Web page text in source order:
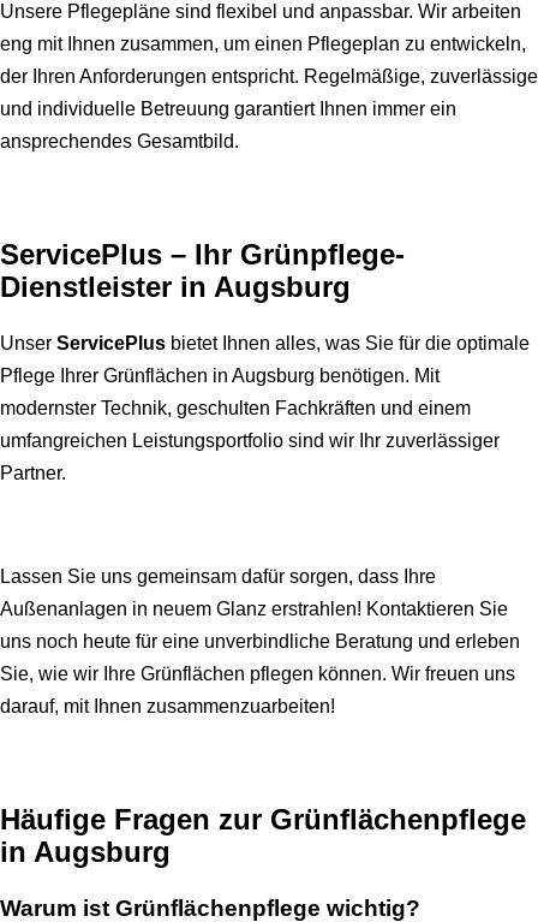
Unsere Pflegepläne sind flexibel und anpassbar. Wir arbeiten
eng mit Ihnen zusammen, um einen Pflegeplan zu entwickeln,
der Ihren Anforderungen entspricht. Regelmäßige, zuverlässige
und individuelle Betreuung garantiert Ihnen immer ein
ansprechendes Gesamtbild.
ServicePlus – Ihr Grünpflege-
Dienstleister in Augsburg
Unser ServicePlus bietet Ihnen alles, was Sie für die optimale
Pflege Ihrer Grünflächen in Augsburg benötigen. Mit
modernster Technik, geschulten Fachkräften und einem
umfangreichen Leistungsportfolio sind wir Ihr zuverlässiger
Partner.
Lassen Sie uns gemeinsam dafür sorgen, dass Ihre
Außenanlagen in neuem Glanz erstrahlen! Kontaktieren Sie
uns noch heute für eine unverbindliche Beratung und erleben
Sie, wie wir Ihre Grünflächen pflegen können. Wir freuen uns
darauf, mit Ihnen zusammenzuarbeiten!
Häufige Fragen zur Grünflächenpflege
in Augsburg
Warum ist Grünflächenpflege wichtig?